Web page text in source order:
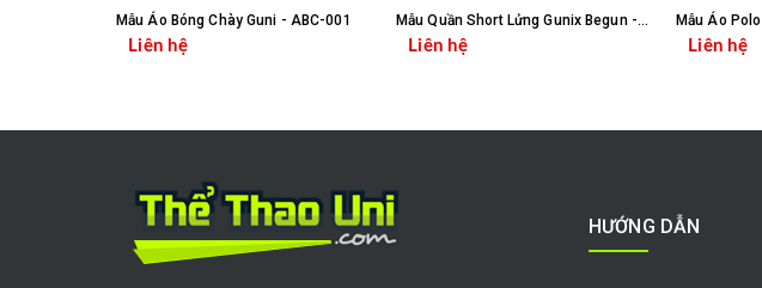
Mẫu Áo Bóng Chày Guni - ABC-001
Liên hệ
Mẫu Quần Short Lửng Gunix Begun - QSL-01
Liên hệ Liên hệ
HƯỚNG DẪN